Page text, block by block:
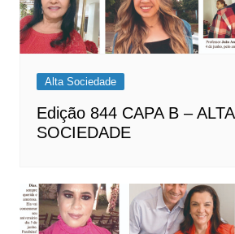
Alta Sociedade
Edição 844 CAPA B – ALTA
SOCIEDADE